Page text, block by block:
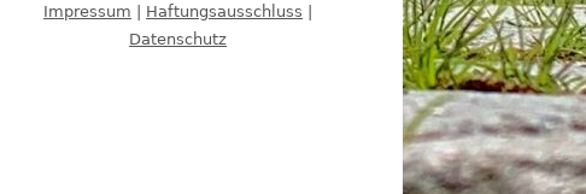
Impressum | Haftungsausschluss |
Datenschutz